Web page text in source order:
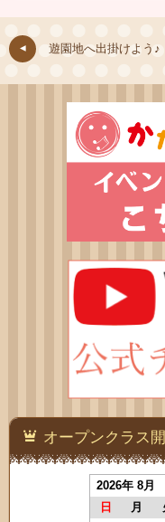
遊園地へ出掛けよう♪
オープンクラス
2026年 8月
日
月